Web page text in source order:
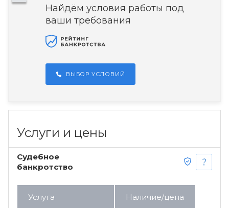
Найдём условия работы под
ваши требования
ВЫБОР УСЛОВИЙ
Услуги и цены
Судебное
банкротство
Услуга Наличие/цена